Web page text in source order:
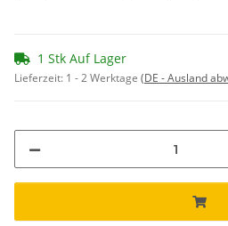
1 Stk Auf Lager
Lieferzeit: 1 - 2 Werktage (DE - Ausland